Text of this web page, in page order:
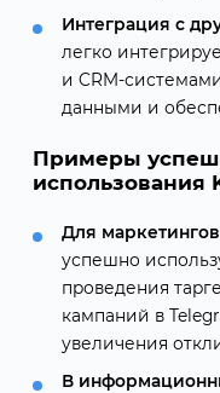
Интеграция с
легко
и CRM-
данными и
Примеры
использования
Для
успешно
проведения
кампаний в
увеличения
В